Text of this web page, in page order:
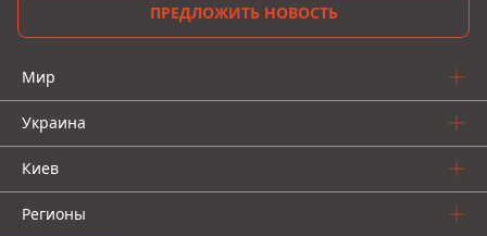
ПРЕДЛОЖИТЬ НОВОСТЬ
Мир
Украина
Киев
Регионы